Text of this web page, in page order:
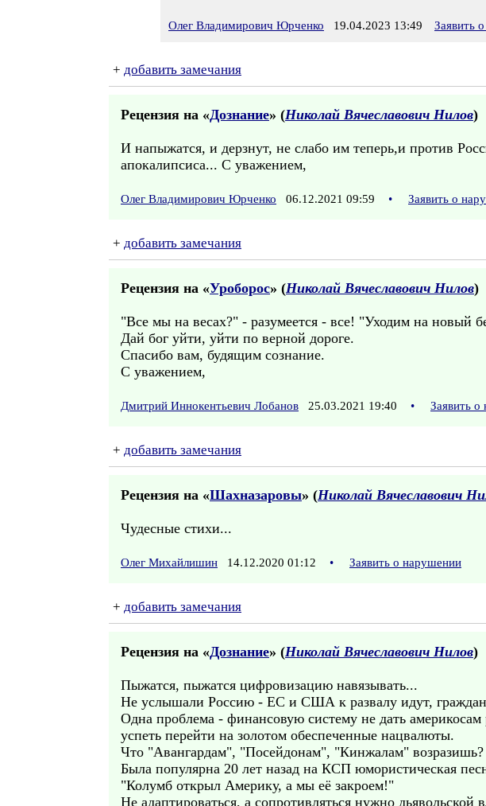
Олег Владимирович Юрченко 19.04.2023 13:49 Заявить
+ добавить замечания
Рецензия на «Дознание» (Николай Вячеславович Нилов)
И напыжатся, и дерзнут, не слабо им теперь,и против
апокалипсиса... С уважением,
Олег Владимирович Юрченко 06.12.2021 09:59 • Заявить о
+ добавить замечания
Рецензия на «Уроборос» (Николай Вячеславович Нилов)
"Все мы на весах?" - разумеется - все! "Уходим на новый
Дай бог уйти, уйти по верной дороге.
Спасибо вам, будящим сознание.
С уважением,
Дмитрий Иннокентьевич Лобанов 25.03.2021 19:40 • Заявить
+ добавить замечания
Рецензия на «Шахназаровы» (Николай Вячеславович
Чудесные стихи...
Олег Михайлишин 14.12.2020 01:12 • Заявить о нарушении
+ добавить замечания
Рецензия на «Дознание» (Николай Вячеславович Нилов)
Пыжатся, пыжатся цифровизацию навязывать...
Не услышали Россию - ЕС и США к развалу идут,
Одна проблема - финансовую систему не дать америкосам
успеть перейти на золотом обеспеченные нацвалюты.
Что "Авангардам", "Посейдонам", "Кинжалам" возразишь?
Была популярна 20 лет назад на КСП юмористическая
"Колумб открыл Америку, а мы её закроем!"
Не адаптироваться, а сопротивляться нужно дьявольской